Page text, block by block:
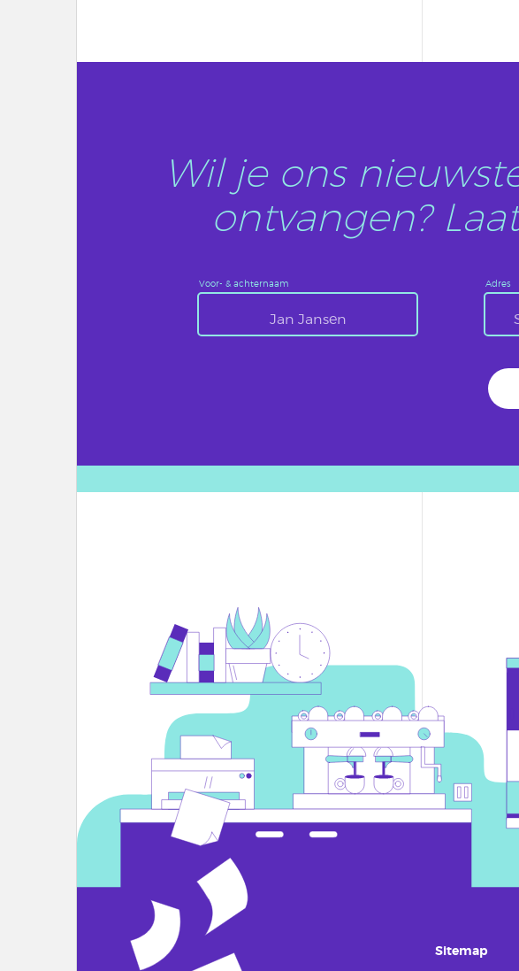
Wil je ons
ontvangen?
Voor- & achternaam Adres
Sitemap